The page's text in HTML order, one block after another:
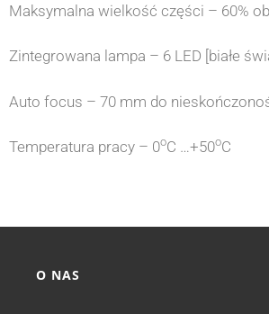
Maksymalna wielkość części – 60%
Zintegrowana lampa – 6 LED [białe
Auto focus – 70 mm do
Temperatura pracy – 0oC …+50oC
O NAS